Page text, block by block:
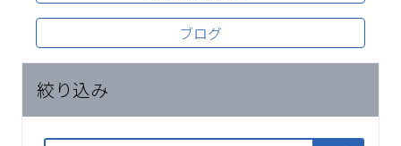
ブログ
絞り込み